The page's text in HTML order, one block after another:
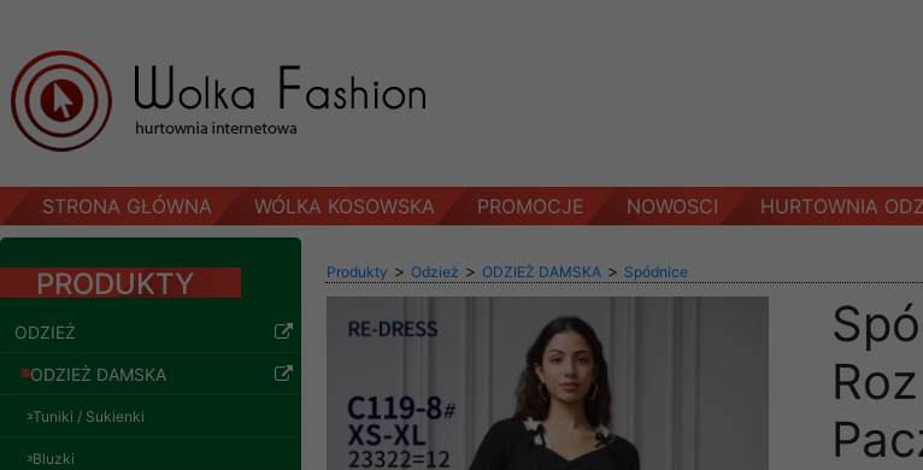
STRONA GŁÓWNA WÓLKA KOSOWSKA PROMOCJE NOWOSCI HURTOWNIA
PRODUKTY
ODZIEŻ
ODZIEŻ DAMSKA
Tuniki / Sukienki
Bluzki
Produkty > Odzież > ODZIEŻ DAMSKA > Spódnice